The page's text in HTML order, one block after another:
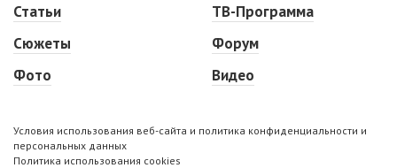
Статьи
Сюжеты
Фото
ТВ-Программа
Форум
Видео
Условия использования веб-сайта и политика конфиденциальности и
персональных данных
Политика использования cookies